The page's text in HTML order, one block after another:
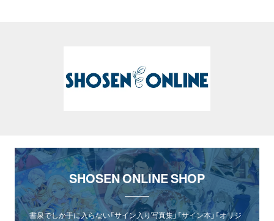
SHOSEN ONLINE SHOP
書泉でしか手に入らない「サイン入り写真集」「サイン本」「オリジ